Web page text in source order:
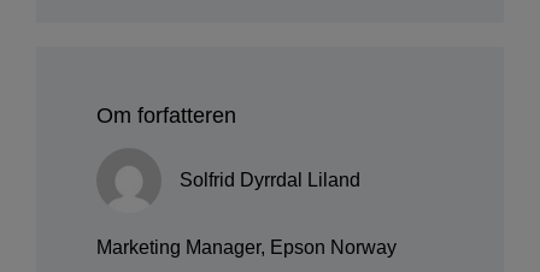
Om forfatteren
Solfrid Dyrrdal Liland
Marketing Manager, Epson Norway